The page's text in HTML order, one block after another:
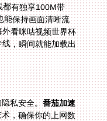
，瞬间就能加载出
私安全。番茄加速
，确保你的上网数
公共WiFi环境下看直
心使用，不用担心个